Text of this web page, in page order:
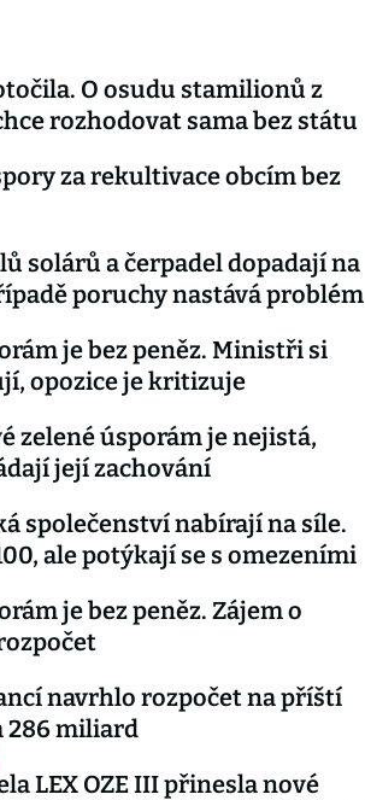
O osudu stamilionů z
rozhodovat sama bez státu
za rekultivace obcím bez
solárů a čerpadel dopadají na
poruchy nastává problém
je bez peněz. Ministři si
opozice je kritizuje
zelené úsporám je nejistá,
její zachování
společenství nabírají na síle.
ale potýkají se s omezeními
je bez peněz. Zájem o
navrhlo rozpočet na příští
286 miliard
LEX OZE III přinesla nové